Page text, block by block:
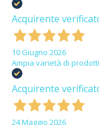
Acquirente
10 Giugno 2026
Ampia varietà di
Acquirente
24 Maggio 2026